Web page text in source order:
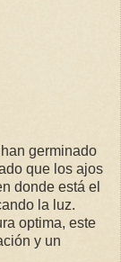
germinado
que los ajos
donde está el
la luz.
optima, este
y un